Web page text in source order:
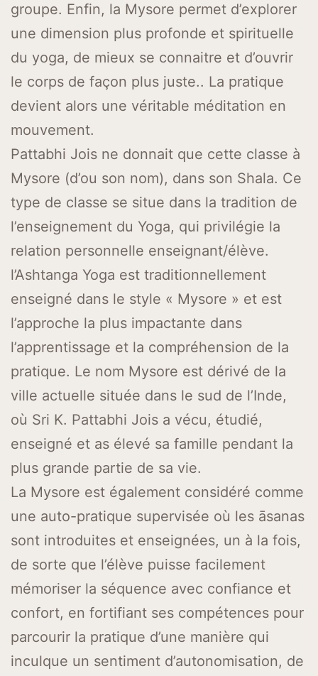
groupe. Enfin, la Mysore permet d’explorer
une dimension plus profonde et spirituelle
du yoga, de mieux se connaitre et d’ouvrir
le corps de façon plus juste.. La pratique
devient alors une véritable méditation en
mouvement.
Pattabhi Jois ne donnait que cette classe à
Mysore (d’ou son nom), dans son Shala. Ce
type de classe se situe dans la tradition de
l’enseignement du Yoga, qui privilégie la
relation personnelle enseignant/élève.
l’Ashtanga Yoga est traditionnellement
enseigné dans le style « Mysore » et est
l’approche la plus impactante dans
l’apprentissage et la compréhension de la
pratique. Le nom Mysore est dérivé de la
ville actuelle située dans le sud de l’Inde,
où Sri K. Pattabhi Jois a vécu, étudié,
enseigné et as élevé sa famille pendant la
plus grande partie de sa vie.
La Mysore est également considéré comme
une auto-pratique supervisée où les āsanas
sont introduites et enseignées, un à la fois,
de sorte que l’élève puisse facilement
mémoriser la séquence avec confiance et
confort, en fortifiant ses compétences pour
parcourir la pratique d’une manière qui
inculque un sentiment d’autonomisation, de